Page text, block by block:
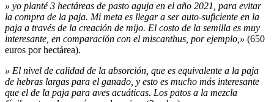
» yo planté 3 hectáreas de pasto aguja en el año 2021, para evitar
la compra de la paja. Mi meta es llegar a ser auto-suficiente en la
paja a través de la creación de mijo. El costo de la semilla es muy
interesante, en comparación con el miscanthus, por ejemplo,» (650
euros por hectárea).
» El nivel de calidad de la absorción, que es equivalente a la paja
de hebras largas para el ganado, y esto es mucho más interesante
que el de la paja para aves acuáticas. Los patos a la mezcla